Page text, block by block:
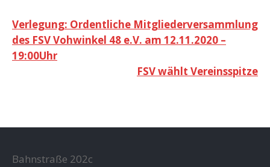
Beitragsnavigation
Verlegung: Ordentliche Mitgliederversammlung
des FSV Vohwinkel 48 e.V. am 12.11.2020 –
19:00Uhr
FSV wählt Vereinsspitze
Bahnstraße 202c